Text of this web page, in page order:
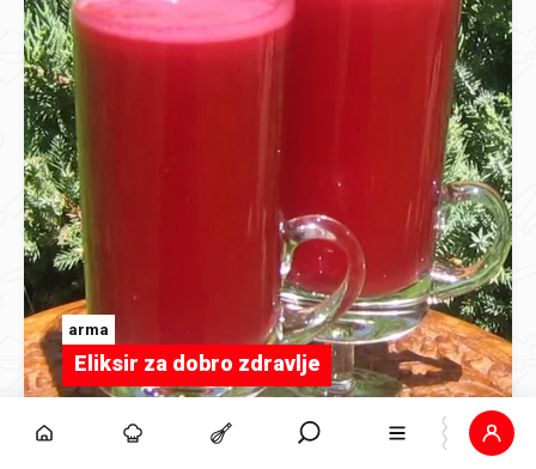
arma
Eliksir za dobro zdravlje